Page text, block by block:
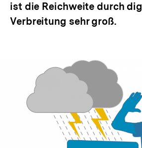
ist die Reichweite durch
Verbreitung sehr groß.